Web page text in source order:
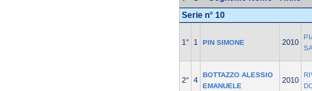
Serie n° 10
1° 1 PIN SIMONE 2010
2° 4
BOTTAZZO ALESSIO
EMANUELE
2010